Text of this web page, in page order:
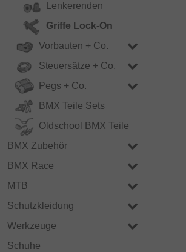
Lenkerenden
Griffe Lock-On
Vorbauten + Co.
Steuersätze + Co.
Pegs + Co.
BMX Teile Sets
Oldschool BMX Teile
BMX Zubehör
BMX Race
MTB
Schutzkleidung
Werkzeuge
Schuhe